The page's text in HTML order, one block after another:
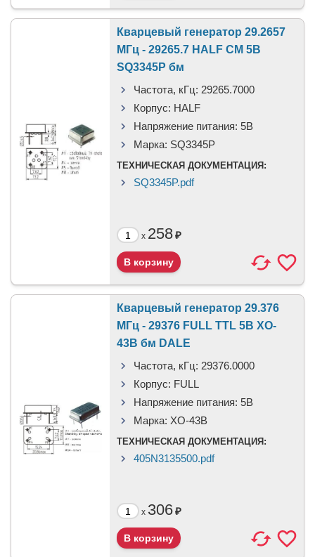
Кварцевый генератор 29.2657
МГц - 29265.7 HALF CM 5В
SQ3345P бм
Частота, кГц: 29265.7000
Корпус: HALF
Напряжение питания: 5В
Марка: SQ3345P
ТЕХНИЧЕСКАЯ ДОКУМЕНТАЦИЯ:
SQ3345P.pdf
x 258₽
Кварцевый генератор 29.376
МГц - 29376 FULL TTL 5В XO-
43B бм DALE
Частота, кГц: 29376.0000
Корпус: FULL
Напряжение питания: 5В
Марка: XO-43B
ТЕХНИЧЕСКАЯ ДОКУМЕНТАЦИЯ:
405N3135500.pdf
x 306₽